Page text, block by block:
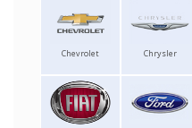
Chevrolet Chrysler